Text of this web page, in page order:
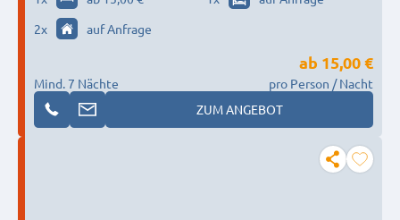
Komfort, faire Konditionen, Platz für 60
Personen
2x auf Anfrage
Mind. 7 Nächte
ab 15,00 €
pro Person / Nacht
ZUM ANGEBOT